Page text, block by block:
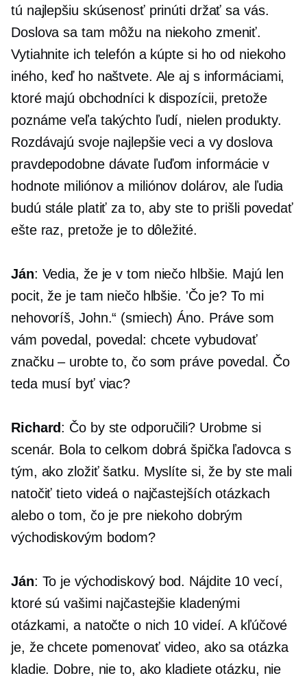
tú najlepšiu skúsenosť prinúti držať sa vás.
Doslova sa tam môžu na niekoho zmeniť.
Vytiahnite ich telefón a kúpte si ho od niekoho
iného, ​​keď ho naštvete. Ale aj s informáciami,
ktoré majú obchodníci k dispozícii, pretože
poznáme veľa takýchto ľudí, nielen produkty.
Rozdávajú svoje najlepšie veci a vy doslova
pravdepodobne dávate ľuďom informácie v
hodnote miliónov a miliónov dolárov, ale ľudia
budú stále platiť za to, aby ste to prišli povedať
ešte raz, pretože je to dôležité.
Ján: Vedia, že je v tom niečo hlbšie. Majú len
pocit, že je tam niečo hlbšie. 'Čo je? To mi
nehovoríš, John.“ (smiech) Áno. Práve som
vám povedal, povedal: chcete vybudovať
značku – urobte to, čo som práve povedal. Čo
teda musí byť viac?
Richard: Čo by ste odporučili? Urobme si
scenár. Bola to celkom dobrá špička ľadovca s
tým, ako zložiť šatku. Myslíte si, že by ste mali
natočiť tieto videá o najčastejších otázkach
alebo o tom, čo je pre niekoho dobrým
východiskovým bodom?
Ján: To je východiskový bod. Nájdite 10 vecí,
ktoré sú vašimi najčastejšie kladenými
otázkami, a natočte o nich 10 videí. A kľúčové
je, že chcete pomenovať video, ako sa otázka
kladie. Dobre, nie to, ako kladiete otázku, nie